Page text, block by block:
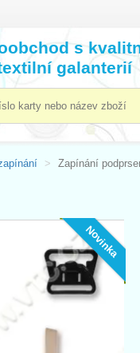
s
galanterií
Zapínání
Novinka